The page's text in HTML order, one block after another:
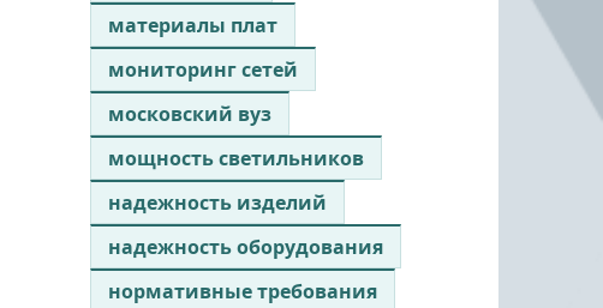
материалы плат
мониторинг сетей
московский вуз
мощность светильников
надежность изделий
надежность оборудования
нормативные требования